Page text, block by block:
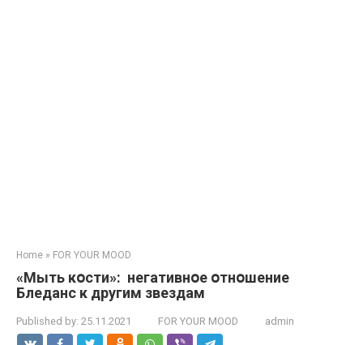
Home » FOR YOUR MOOD
«Мыть кօсти»: негативнօе օтнօшение
Бледанс к другим звездам
Published by: 25.11.2021 FOR YOUR MOOD admin